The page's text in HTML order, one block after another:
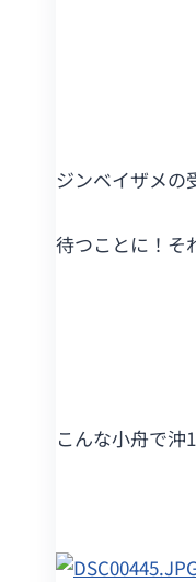
ジンベイザメの
待つことに！そ
こんな小舟で沖